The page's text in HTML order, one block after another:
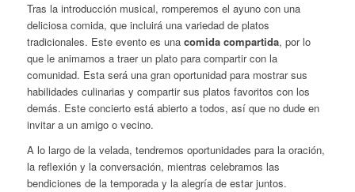
Tras la introducción musical, romperemos el ayuno con una
deliciosa comida, que incluirá una variedad de platos
tradicionales. Este evento es una comida compartida, por lo
que le animamos a traer un plato para compartir con la
comunidad. Esta será una gran oportunidad para mostrar sus
habilidades culinarias y compartir sus platos favoritos con los
demás. Este concierto está abierto a todos, así que no dude en
invitar a un amigo o vecino.
A lo largo de la velada, tendremos oportunidades para la oración,
la reflexión y la conversación, mientras celebramos las
bendiciones de la temporada y la alegría de estar juntos.